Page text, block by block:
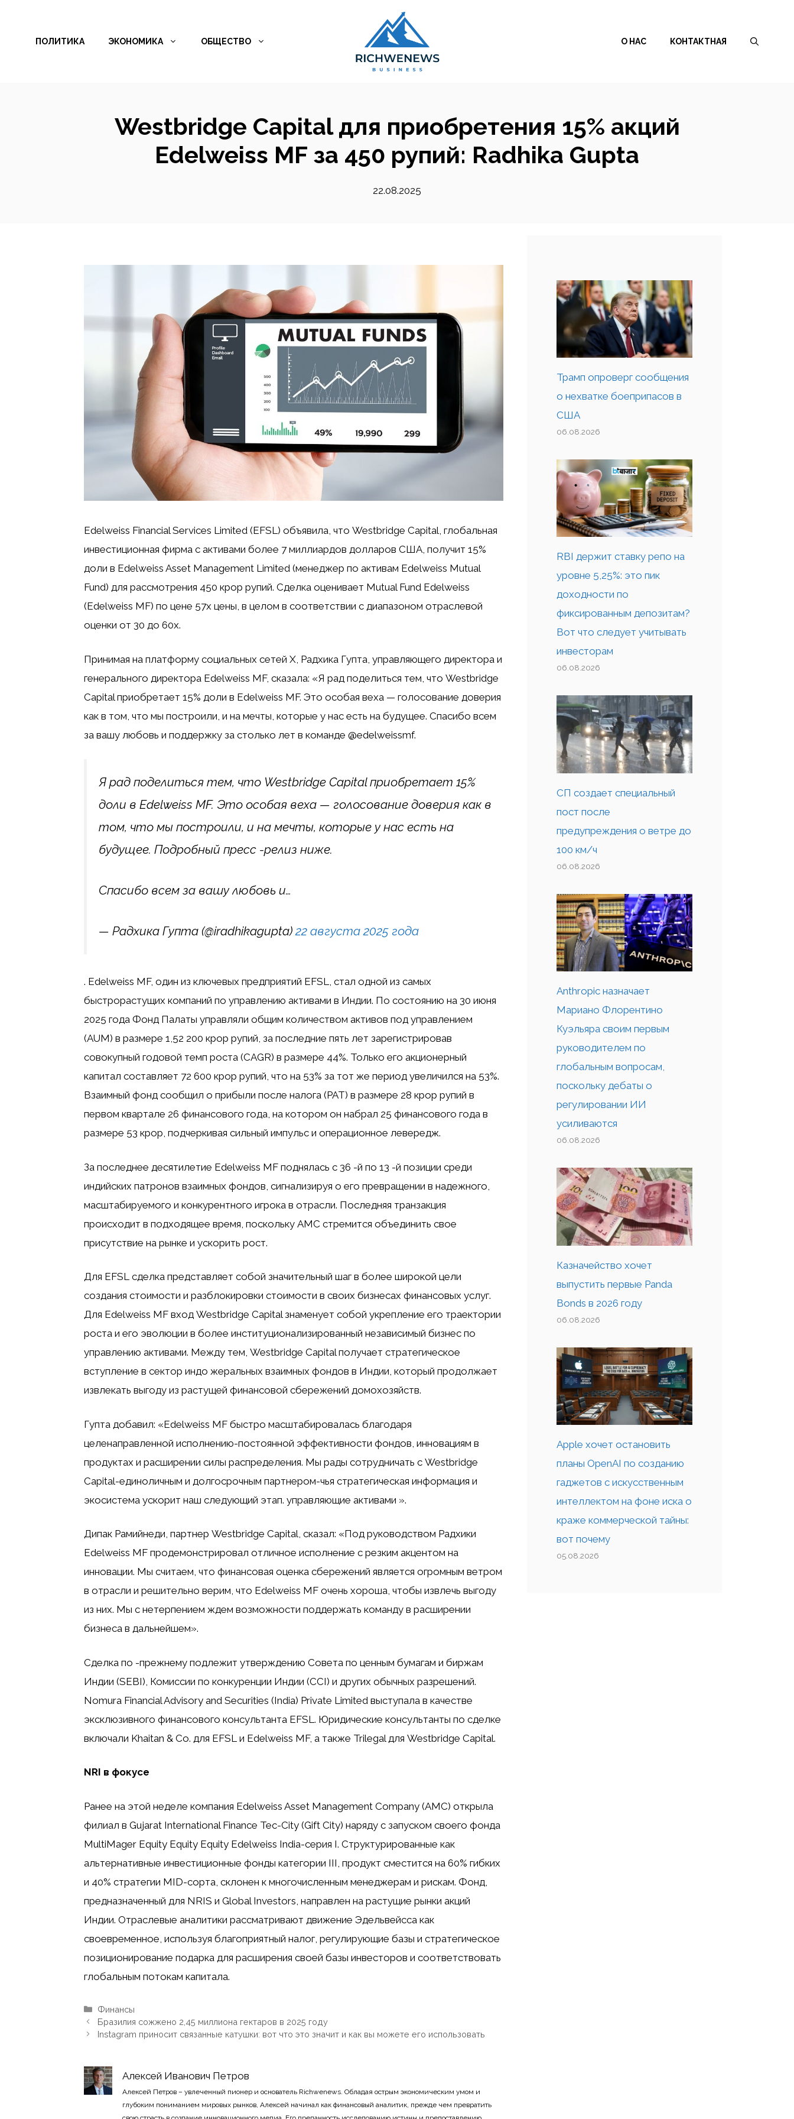
содержимому
ПОЛИТИКА ЭКОНОМИКА ОБЩЕСТВО О НАС КОНТАКТНАЯ
Westbridge Capital для приобретения 15% акций
Edelweiss MF за 450 рупий: Radhika Gupta
22.08.2025
Edelweiss Financial Services Limited (EFSL) объявила, что Westbridge Capital, глобальная
инвестиционная фирма с активами более 7 миллиардов долларов США, получит 15%
доли в Edelweiss Asset Management Limited (менеджер по активам Edelweiss Mutual
Fund) для рассмотрения 450 крор рупий. Сделка оценивает Mutual Fund Edelweiss
(Edelweiss MF) по цене 57x цены, в целом в соответствии с диапазоном отраслевой
оценки от 30 до 60x.
Принимая на платформу социальных сетей X, Радхика Гупта, управляющего директора и
генерального директора Edelweiss MF, сказала: «Я рад поделиться тем, что Westbridge
Capital приобретает 15% доли в Edelweiss MF. Это особая веха — голосование доверия
как в том, что мы построили, и на мечты, которые у нас есть на будущее. Спасибо всем
за вашу любовь и поддержку за столько лет в команде @edelweissmf.
Я рад поделиться тем, что Westbridge Capital приобретает 15%
доли в Edelweiss MF. Это особая веха — голосование доверия как в
том, что мы построили, и на мечты, которые у нас есть на
будущее. Подробный пресс -релиз ниже.
Спасибо всем за вашу любовь и…
— Радхика Гупта (@iradhikagupta) 22 августа 2025 года
. Edelweiss MF, один из ключевых предприятий EFSL, стал одной из самых
быстрорастущих компаний по управлению активами в Индии. По состоянию на 30 июня
2025 года Фонд Палаты управляли общим количеством активов под управлением
(AUM) в размере 1,52 200 крор рупий, за последние пять лет зарегистрировав
совокупный годовой темп роста (CAGR) в размере 44%. Только его акционерный
капитал составляет 72 600 крор рупий, что на 53% за тот же период увеличился на 53%.
Взаимный фонд сообщил о прибыли после налога (PAT) в размере 28 крор рупий в
первом квартале 26 финансового года, на котором он набрал 25 финансового года в
размере 53 крор, подчеркивая сильный импульс и операционное левередж.
За последнее десятилетие Edelweiss MF поднялась с 36 -й по 13 -й позиции среди
индийских патронов взаимных фондов, сигнализируя о его превращении в надежного,
масштабируемого и конкурентного игрока в отрасли. Последняя транзакция
происходит в подходящее время, поскольку AMC стремится объединить свое
присутствие на рынке и ускорить рост.
Для EFSL сделка представляет собой значительный шаг в более широкой цели
создания стоимости и разблокировки стоимости в своих бизнесах финансовых услуг.
Для Edelweiss MF вход Westbridge Capital знаменует собой укрепление его траектории
роста и его эволюции в более институционализированный независимый бизнес по
управлению активами. Между тем, Westbridge Capital получает стратегическое
вступление в сектор индо жеральных взаимных фондов в Индии, который продолжает
извлекать выгоду из растущей финансовой сбережений домохозяйств.
Гупта добавил: «Edelweiss MF быстро масштабировалась благодаря
целенаправленной исполнению-постоянной эффективности фондов, инновациям в
продуктах и ​​расширении силы распределения. Мы рады сотрудничать с Westbridge
Capital-единоличным и долгосрочным партнером-чья стратегическая информация и
экосистема ускорит наш следующий этап. управляющие активами ».
Дипак Рамийнеди, партнер Westbridge Capital, сказал: «Под руководством Радхики
Edelweiss MF продемонстрировал отличное исполнение с резким акцентом на
инновации. Мы считаем, что финансовая оценка сбережений является огромным ветром
в отрасли и решительно верим, что Edelweiss MF очень хороша, чтобы извлечь выгоду
из них. Мы с нетерпением ждем возможности поддержать команду в расширении
бизнеса в дальнейшем».
Сделка по -прежнему подлежит утверждению Совета по ценным бумагам и биржам
Индии (SEBI), Комиссии по конкуренции Индии (CCI) и других обычных разрешений.
Nomura Financial Advisory and Securities (India) Private Limited выступала в качестве
эксклюзивного финансового консультанта EFSL. Юридические консультанты по сделке
включали Khaitan & Co. для EFSL и Edelweiss MF, а также Trilegal для Westbridge Capital.
NRI в фокусе
Ранее на этой неделе компания Edelweiss Asset Management Company (AMC) открыла
филиал в Gujarat International Finance Tec-City (Gift City) наряду с запуском своего фонда
MultiMager Equity Equity Equity Edelweiss India-серия I. Структурированные как
альтернативные инвестиционные фонды категории III, продукт сместится на 60% гибких
и 40% стратегии MID-сорта, склонен к многочисленным менеджерам и рискам. Фонд,
предназначенный для NRIS и Global Investors, направлен на растущие рынки акций
Индии. Отраслевые аналитики рассматривают движение Эдельвейсса как
своевременное, используя благоприятный налог, регулирующие базы и стратегическое
позиционирование подарка для расширения своей базы инвесторов и соответствовать
глобальным потокам капитала.
Рубрики
Финансы
Бразилия сожжено 2,45 миллиона гектаров в 2025 году
Instagram приносит связанные катушки: вот что это значит и как вы можете его использовать
Алексей Иванович Петров
Алексей Петров – увлеченный пионер и основатель Richwenews. Обладая острым экономическим умом и
глубоким пониманием мировых рынков, Алексей начинал как финансовый аналитик, прежде чем превратить
Трамп опроверг сообщения
о нехватке боеприпасов в
США
06.08.2026
RBI держит ставку репо на
уровне 5,25%: это пик
доходности по
фиксированным депозитам?
Вот что следует учитывать
инвесторам
06.08.2026
СП создает специальный
пост после
предупреждения о ветре до
100 км/ч
06.08.2026
Anthropic назначает
Мариано Флорентино
Куэльяра своим первым
руководителем по
глобальным вопросам,
поскольку дебаты о
регулировании ИИ
усиливаются
06.08.2026
Казначейство хочет
выпустить первые Panda
Bonds в 2026 году
06.08.2026
Apple хочет остановить
планы OpenAI по созданию
гаджетов с искусственным
интеллектом на фоне иска о
краже коммерческой тайны:
вот почему
05.08.2026